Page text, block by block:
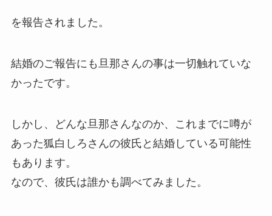
を報告されました。
結婚のご報告にも旦那さんの事は一切触れていな
かったです。
しかし、どんな旦那さんなのか、これまでに噂が
あった狐白しろさんの彼氏と結婚している可能性
もあります。
なので、彼氏は誰かも調べてみました。